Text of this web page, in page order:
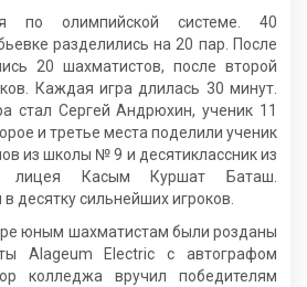
по олимпийской системе. 40
разделились на 20 пар. После
20 шахматистов, после второй
Каждая игра длилась 30 минут.
стал Сергей Андрюхин, ученик 11
и третье места поделили ученик
из школы № 9 и десятиклассник из
лицея Касым Куршат Баташ.
десятку сильнейших игроков.
юным шахматистам были розданы
Alageum Electric с автографом
колледжа вручил победителям